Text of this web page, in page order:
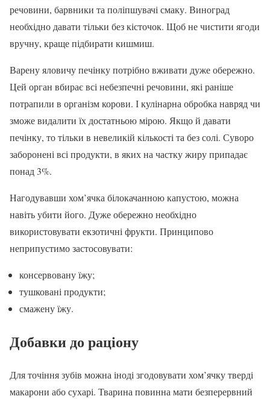
речовини, барвники та поліпшувачі смаку. Виноград
необхідно давати тільки без кісточок. Щоб не чистити ягоди
вручну, краще підбирати кишмиш.
Варену яловичу печінку потрібно вживати дуже обережно.
Цей орган вбирає всі небезпечні речовини, які раніше
потрапили в організм корови. І кулінарна обробка навряд чи
зможе видалити їх достатньою мірою. Якщо й давати
печінку, то тільки в невеликій кількості та без солі. Суворо
заборонені всі продукти, в яких на частку жиру припадає
понад 3%.
Нагодувавши хом’ячка білокачанною капустою, можна
навіть убити його. Дуже обережно необхідно
використовувати екзотичні фрукти. Принципово
неприпустимо застосовувати:
консервовану їжу;
тушковані продукти;
смажену їжу.
Добавки до раціону
Для точіння зубів можна іноді згодовувати хом’ячку тверді
макарони або сухарі. Тварина повинна мати безперервний